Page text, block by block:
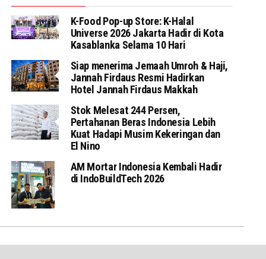
K-Food Pop-up Store: K-Halal
Universe 2026 Jakarta Hadir di Kota
Kasablanka Selama 10 Hari
Siap menerima Jemaah Umroh & Haji,
Jannah Firdaus Resmi Hadirkan
Hotel Jannah Firdaus Makkah
Stok Melesat 244 Persen,
Pertahanan Beras Indonesia Lebih
Kuat Hadapi Musim Kekeringan dan
El Nino
AM Mortar Indonesia Kembali Hadir
di IndoBuildTech 2026